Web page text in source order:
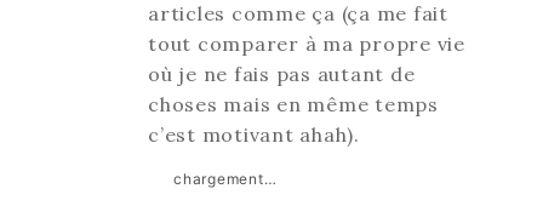
articles comme ça (ça me fait
tout comparer à ma propre vie
où je ne fais pas autant de
choses mais en même temps
c’est motivant ahah).
chargement…